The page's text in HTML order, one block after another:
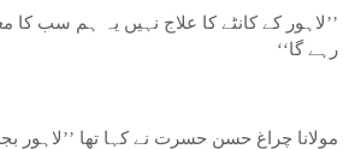
’’لاہور کے کانٹے کا علاج نہیں یہ ہم سب
رہے گا‘‘
مولانا چراغ حسن حسرت نے کہا تھا ’’لاہور